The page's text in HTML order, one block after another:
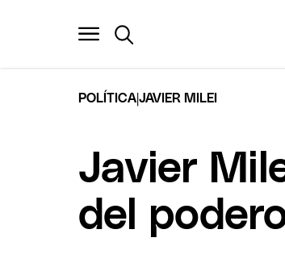
POLÍTICA|JAVIER MILEI
Javier
del